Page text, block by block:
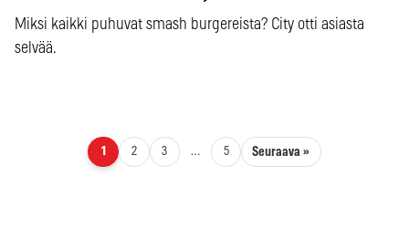
Miksi kaikki puhuvat smash burgereista? City otti asiasta
selvää.
Artikkelien sivutus
1 2 3 … 5 Seuraava »